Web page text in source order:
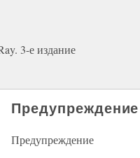
3-е издание
Предупреждение
Предупреждение